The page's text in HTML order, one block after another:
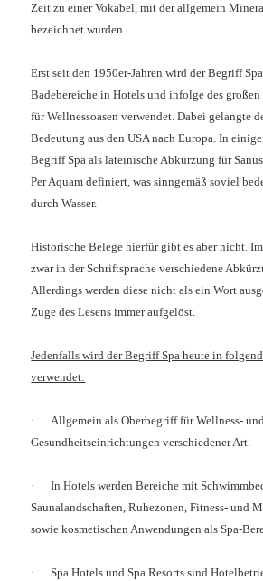
Zeit zu einer Vokabel, mit der allgemein
bezeichnet wurden.
Erst seit den 1950er-Jahren wird der Begriff
Badebereiche in Hotels und infolge des großen
für Wellnessoasen verwendet. Dabei gelangte
Bedeutung aus den USA nach Europa. In
Begriff Spa als lateinische Abkürzung für
Per Aquam definiert, was sinngemäß soviel
durch Wasser.
Historische Belege hierfür gibt es aber nicht.
zwar in der Schriftsprache verschiedene
Allerdings werden diese nicht als ein Wort
Zuge des Lesens immer aufgelöst.
Jedenfalls wird der Begriff Spa heute in
verwendet:
·
Allgemein als Oberbegriff für Wellness-
Gesundheitseinrichtungen verschiedener Art.
·
In Hotels werden Bereiche mit
Saunalandschaften, Ruhezonen, Fitness- und
sowie kosmetischen Anwendungen als Spa-
·
Spa Hotels und Spa Resorts sind